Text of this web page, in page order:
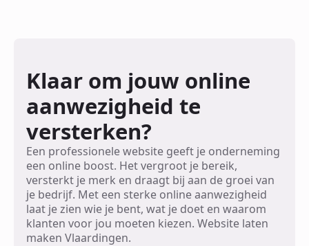
Klaar om jouw online
aanwezigheid te
versterken?
Een professionele website geeft je onderneming
een online boost. Het vergroot je bereik,
versterkt je merk en draagt bij aan de groei van
je bedrijf. Met een sterke online aanwezigheid
laat je zien wie je bent, wat je doet en waarom
klanten voor jou moeten kiezen. Website laten
maken Vlaardingen.